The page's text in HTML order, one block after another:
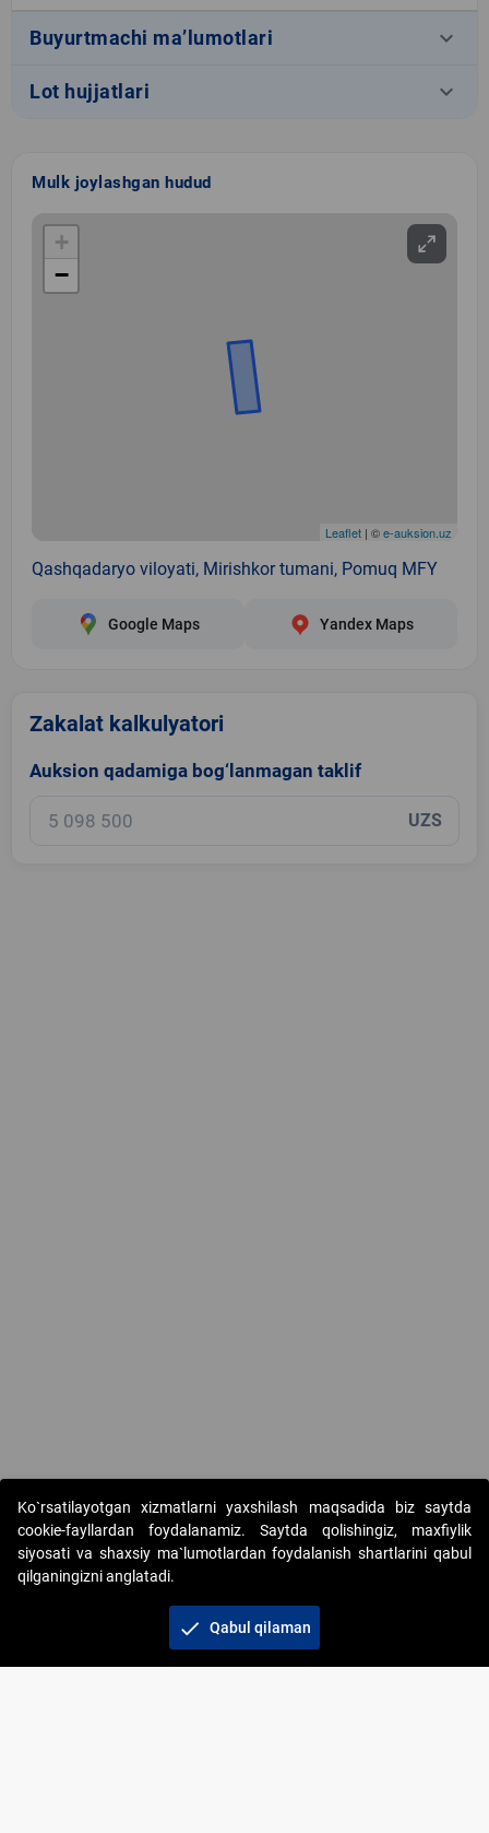
Buyurtmachi ma’lumotlari keyboard_arrow_down
Lot hujjatlari keyboard_arrow_down
Mulk joylashgan hudud
+
−
Leaflet | ©e-auksion.uz
Qashqadaryo viloyati, Mirishkor tumani, Pomuq MFY
Google Maps Yandex Maps
Zakalat kalkulyatori
Auksion qadamiga bog‘lanmagan taklif
UZS
Copyright © 2017-2026. "Elektron onlayn-auksionlarni
tashkil etish" AJ. Barcha huquqlar himoyalangan
Ko`rsatilayotgan xizmatlarni yaxshilash maqsadida biz saytda
cookie-fayllardan foydalanamiz. Saytda qolishingiz, maxfiylik
siyosati va shaxsiy ma`lumotlardan foydalanish shartlarini qabul
qilganingizni anglatadi.
check Qabul qilaman